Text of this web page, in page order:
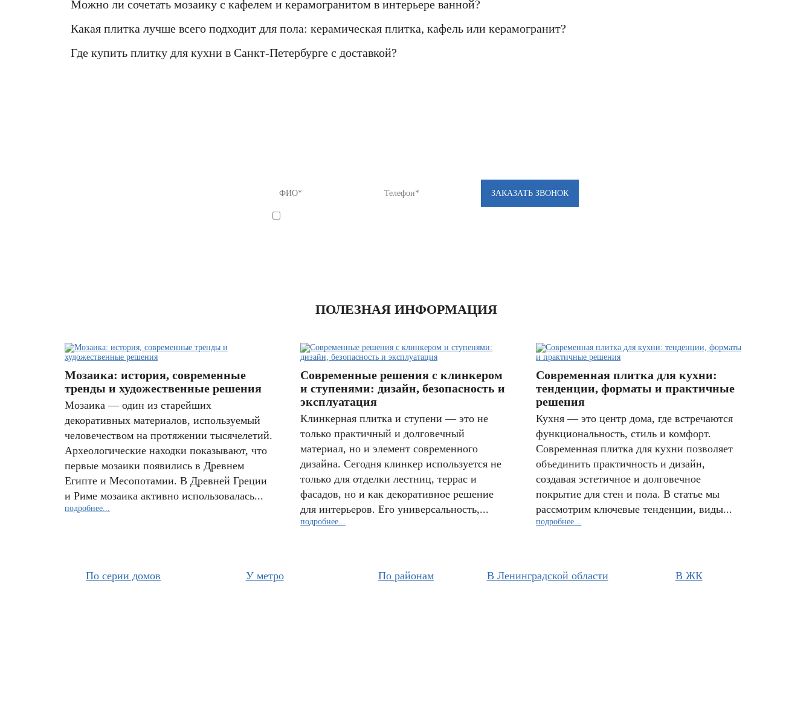
Можно ли сочетать мозаику с кафелем и керамогранитом в интерьере ванной?
Какая плитка лучше всего подходит для пола: керамическая плитка, кафель или керамогранит?
Где купить плитку для кухни в Санкт-Петербурге с доставкой?
ПОЛЕЗНАЯ ИНФОРМАЦИЯ
Мозаика: история, современные
тренды и художественные решения
Мозаика — один из старейших
декоративных материалов, используемый
человечеством на протяжении тысячелетий.
Археологические находки показывают, что
первые мозаики появились в Древнем
Египте и Месопотамии. В Древней Греции
и Риме мозаика активно использовалась...
подробнее...
Современные решения с клинкером
и ступенями: дизайн, безопасность и
эксплуатация
Клинкерная плитка и ступени — это не
только практичный и долговечный
материал, но и элемент современного
дизайна. Сегодня клинкер используется не
только для отделки лестниц, террас и
фасадов, но и как декоративное решение
для интерьеров. Его универсальность,...
подробнее...
Современная плитка для кухни:
тенденции, форматы и практичные
решения
Кухня — это центр дома, где встречаются
функциональность, стиль и комфорт.
Современная плитка для кухни позволяет
объединить практичность и дизайн,
создавая эстетичное и долговечное
покрытие для стен и пола. В статье мы
рассмотрим ключевые тенденции, виды...
подробнее...
По серии домов У метро По районам В Ленинградской области В ЖК